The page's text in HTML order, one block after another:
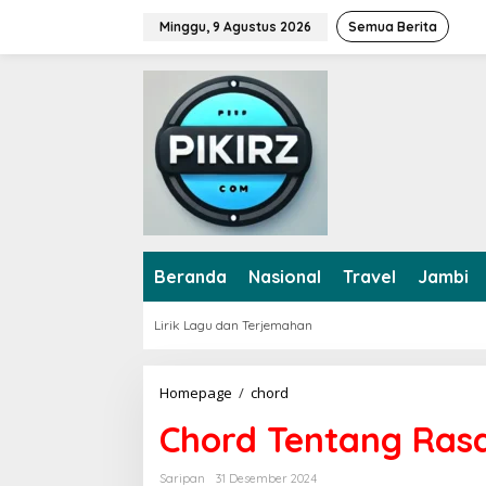
w
Minggu, 9 Agustus 2026 Semua Berita
Beranda Nasional Travel Jambi
Lirik Lagu dan Terjemahan
Homepage / chord
o
r
d
Chord Tentang
Saripan
31 Desember 2024